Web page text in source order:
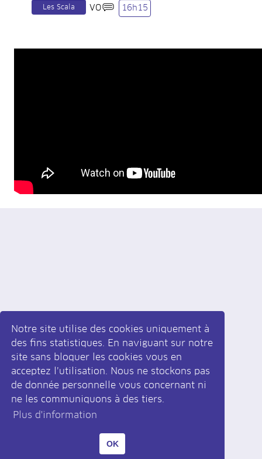
Notre site utilise des cookies uniquement à
des fins statistiques. En naviguant sur notre
site sans bloquer les cookies vous en
acceptez l’utilisation. Nous ne stockons pas
de donnée personnelle vous concernant ni
ne les communiquons à des tiers.
Plus d'information
OK
Les Scala VO 16h15
Inscrivez-vous à la newsletter
Développé par monoloco